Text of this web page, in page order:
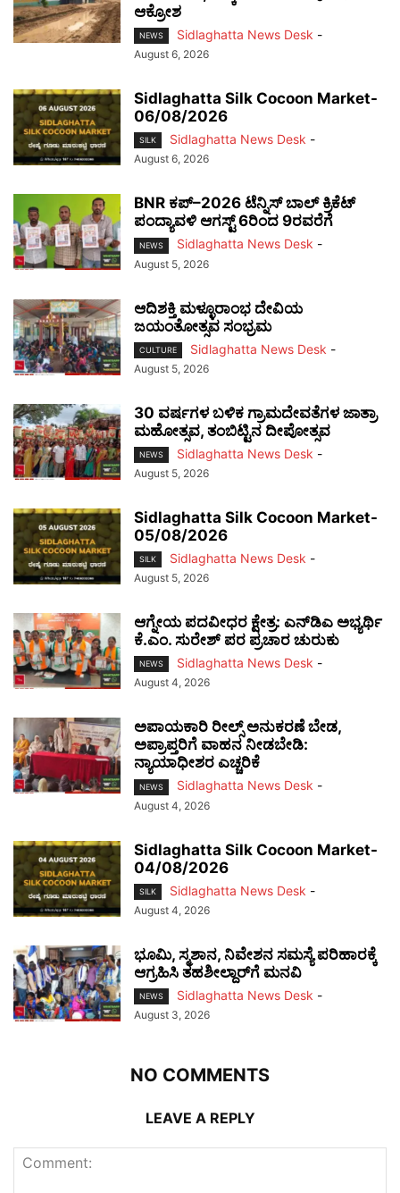
ಆಕ್ರೋಶ
NEWS Sidlaghatta News Desk -
August 6, 2026
Sidlaghatta Silk Cocoon Market-
06/08/2026
SILK Sidlaghatta News Desk -
August 6, 2026
BNR ಕಪ್–2026 ಟೆನ್ನಿಸ್ ಬಾಲ್ ಕ್ರಿಕೆಟ್
ಪಂದ್ಯಾವಳಿ ಆಗಸ್ಟ್ 6ರಿಂದ 9ರವರೆಗೆ
NEWS Sidlaghatta News Desk -
August 5, 2026
ಆದಿಶಕ್ತಿ ಮಳ್ಳೂರಾಂಭ ದೇವಿಯ
ಜಯಂತೋತ್ಸವ ಸಂಭ್ರಮ
CULTURE Sidlaghatta News Desk -
August 5, 2026
30 ವರ್ಷಗಳ ಬಳಿಕ ಗ್ರಾಮದೇವತೆಗಳ ಜಾತ್ರಾ
ಮಹೋತ್ಸವ, ತಂಬಿಟ್ಟಿನ ದೀಪೋತ್ಸವ
NEWS Sidlaghatta News Desk -
August 5, 2026
Sidlaghatta Silk Cocoon Market-
05/08/2026
SILK Sidlaghatta News Desk -
August 5, 2026
ಆಗ್ನೇಯ ಪದವೀಧರ ಕ್ಷೇತ್ರ: ಎನ್‌ಡಿಎ ಅಭ್ಯರ್ಥಿ
ಕೆ.ಎಂ. ಸುರೇಶ್ ಪರ ಪ್ರಚಾರ ಚುರುಕು
NEWS Sidlaghatta News Desk -
August 4, 2026
ಅಪಾಯಕಾರಿ ರೀಲ್ಸ್ ಅನುಕರಣೆ ಬೇಡ,
ಅಪ್ರಾಪ್ತರಿಗೆ ವಾಹನ ನೀಡಬೇಡಿ:
ನ್ಯಾಯಾಧೀಶರ ಎಚ್ಚರಿಕೆ
NEWS Sidlaghatta News Desk -
August 4, 2026
Sidlaghatta Silk Cocoon Market-
04/08/2026
SILK Sidlaghatta News Desk -
August 4, 2026
ಭೂಮಿ, ಸ್ಮಶಾನ, ನಿವೇಶನ ಸಮಸ್ಯೆ ಪರಿಹಾರಕ್ಕೆ
ಆಗ್ರಹಿಸಿ ತಹಶೀಲ್ದಾರ್‌ಗೆ ಮನವಿ
NEWS Sidlaghatta News Desk -
August 3, 2026
NO COMMENTS
LEAVE A REPLY